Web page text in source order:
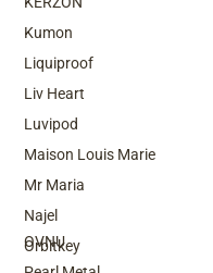
Top Brands
OVNU
Kumon
Liquiproof
Liv Heart
Luvipod
Maison Louis Marie
Mr Maria
Najel
Orbitkey